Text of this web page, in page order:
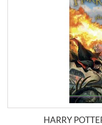
HARRY